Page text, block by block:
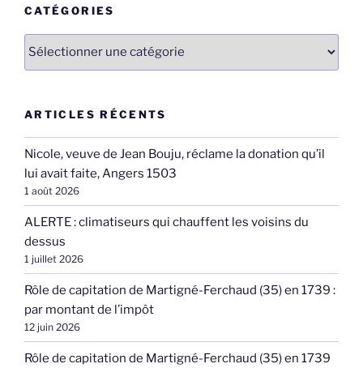
CATÉGORIES
Catégories
ARTICLES RÉCENTS
Nicole, veuve de Jean Bouju, réclame la donation qu’il
lui avait faite, Angers 1503
1 août 2026
ALERTE : climatiseurs qui chauffent les voisins du
dessus
1 juillet 2026
Rôle de capitation de Martigné-Ferchaud (35) en 1739 :
par montant de l’impôt
12 juin 2026
Rôle de capitation de Martigné-Ferchaud (35) en 1739